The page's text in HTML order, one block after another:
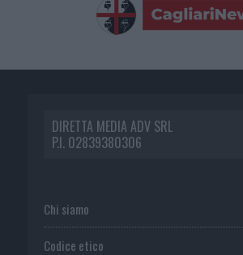
DIRETTA MEDIA ADV SRL
P.I. 02839380306
Chi siamo
Codice etico